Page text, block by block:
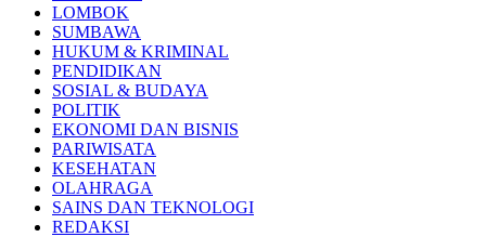
LOMBOK
SUMBAWA
HUKUM & KRIMINAL
PENDIDIKAN
SOSIAL & BUDAYA
POLITIK
EKONOMI DAN BISNIS
PARIWISATA
KESEHATAN
OLAHRAGA
SAINS DAN TEKNOLOGI
REDAKSI